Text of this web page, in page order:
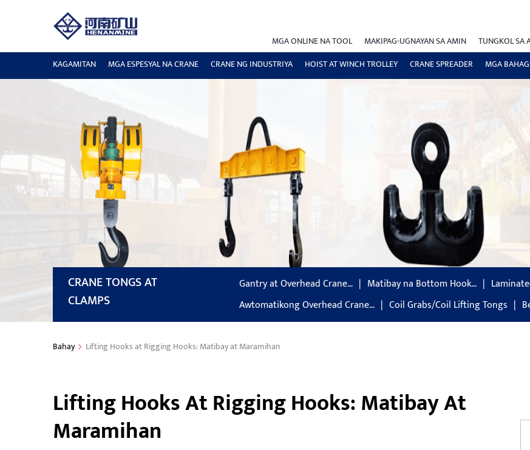
MGA ONLINE NA TOOL MAKIPAG-UGNAYAN SA AMIN TUNGKOL SA
KAGAMITAN
MGA ESPESYAL NA CRANE CRANE NG INDUSTRIYA HOIST AT WINCH TROLLEY CRANE SPREADER MGA
CRANE TONGS AT
CLAMPS
Gantry at Overhead Crane… Matibay na Bottom Hook…
Awtomatikong Overhead Crane…
Coil Grabs/Coil Lifting Tongs
Bahay Lifting Hooks at Rigging Hooks: Matibay at Maramihan
Lifting Hooks At Rigging Hooks: Matibay At
Maramihan